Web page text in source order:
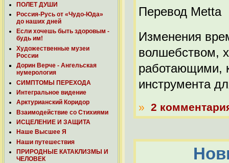
ПОЛЕТ ДУШИ
Россия-Русь от «Чудо-Юда»
до наших дней
Если хочешь быть здоровым -
будь им!
Художественные музеи
России
Дорин Верче - Ангельская
нумерология
СИМПТОМЫ ПЕРЕХОДА
Интегральное видение
Арктурианский Коридор
Взаимодействие со Стихиями
ИСЦЕЛЕНИЕ И ЗАЩИТА
Наше Высшее Я
Наши путешествия
ПРИРОДНЫЕ КАТАКЛИЗМЫ И
ЧЕЛОВЕК
Перевод Metta
Изменения
волшебством,
работающими,
инструмента
» 2